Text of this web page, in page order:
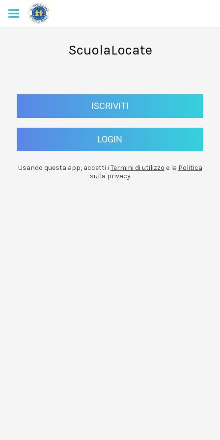
ScuolaLocate
ISCRIVITI
LOGIN
Usando questa app, accetti i Termini di utilizzo e la Politica
sulla privacy